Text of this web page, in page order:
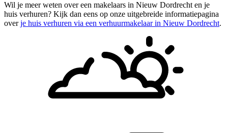
Wil je meer weten over een makelaars in Nieuw Dordrecht en je
huis verhuren? Kijk dan eens op onze uitgebreide informatiepagina
overje huis verhuren via een verhuurmakelaar in Nieuw Dordrecht.